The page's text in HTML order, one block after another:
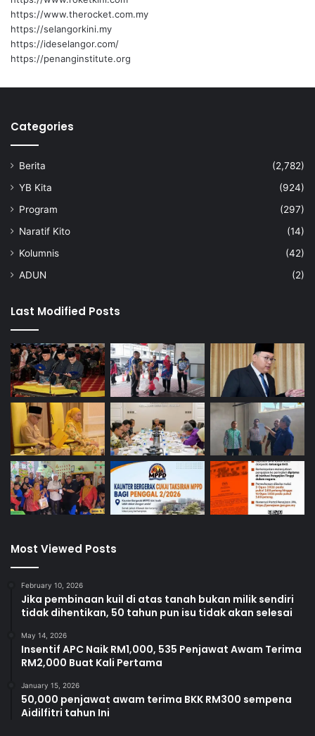
s
e
m
p
e
a
d
a
https://www.therocket.com.my
https://selangorkini.my
https://ideselangor.com/
https://penanginstitute.org
Categories
Berita
(2,782)
YB Kita
(924)
Program
(297)
Naratif Kito
(14)
Kolumnis
(42)
ADUN
(2)
Last Modified Posts
Most Viewed Posts
February 10, 2026
Jika pembinaan kuil di atas tanah bukan milik sendiri
tidak dihentikan, 50 tahun pun isu tidak akan selesai
May 14, 2026
Insentif APC Naik RM1,000, 535 Penjawat Awam Terima
RM2,000 Buat Kali Pertama
January 15, 2026
50,000 penjawat awam terima BKK RM300 sempena
Aidilfitri tahun Ini